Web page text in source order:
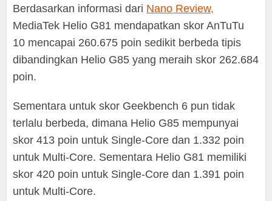
Berdasarkan informasi dari Nano Review,
MediaTek Helio G81 mendapatkan skor AnTuTu
10 mencapai 260.675 poin sedikit berbeda tipis
dibandingkan Helio G85 yang meraih skor 262.684
poin.
Sementara untuk skor Geekbench 6 pun tidak
terlalu berbeda, dimana Helio G85 mempunyai
skor 413 poin untuk Single-Core dan 1.332 poin
untuk Multi-Core. Sementara Helio G81 memiliki
skor 420 poin untuk Single-Core dan 1.391 poin
untuk Multi-Core.